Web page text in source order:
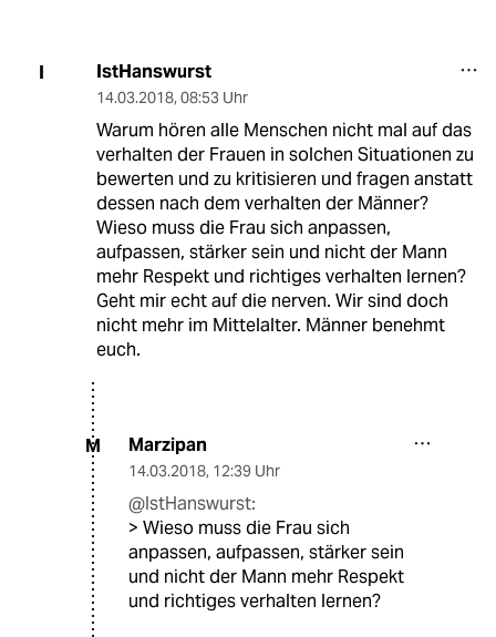
I IstHanswurst
14.03.2018, 08:53 Uhr
Warum hören alle Menschen nicht mal auf das
verhalten der Frauen in solchen Situationen zu
bewerten und zu kritisieren und fragen anstatt
dessen nach dem verhalten der Männer?
Wieso muss die Frau sich anpassen,
aufpassen, stärker sein und nicht der Mann
mehr Respekt und richtiges verhalten lernen?
Geht mir echt auf die nerven. Wir sind doch
nicht mehr im Mittelalter. Männer benehmt
euch.
M Marzipan
14.03.2018, 12:39 Uhr
@IstHanswurst:
> Wieso muss die Frau sich
anpassen, aufpassen, stärker sein
und nicht der Mann mehr Respekt
und richtiges verhalten lernen?